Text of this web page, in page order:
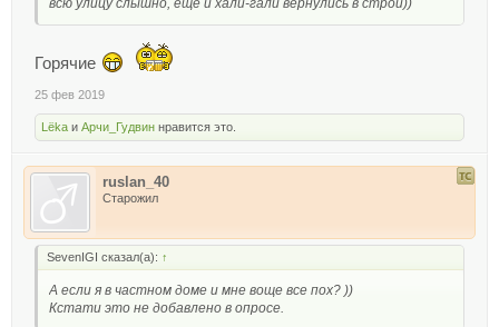
Горячие
25 фев 2019
Lёka и Арчи_Гудвин нравится это.
ruslan_40
Старожил
SevenIGI сказал(а): ↑
А если я в частном доме и мне воще все пох? ))
Кстати это не добавлено в опросе.